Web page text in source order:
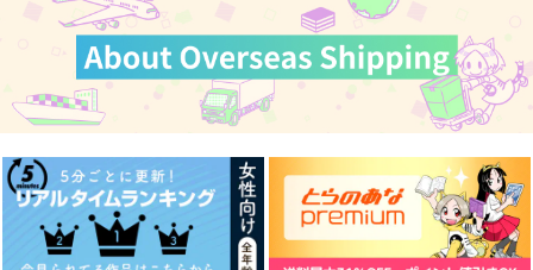
（税込）
乾青宗×花垣武道
サンプル
作品詳細
佐野真一郎×乾青宗
サンプル
787
九井一×乾青宗
サンプル
作品詳細